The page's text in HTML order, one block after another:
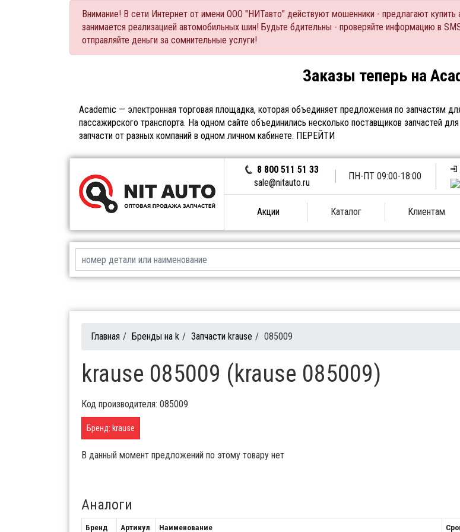
Внимание! В сети Интернет от имени ООО "НИТавто" действуют мошенники - предлагают
занимается реализацией автомобильных шин! Будьте бдительны - проверяйте информацию в
отправляйте деньги за сомнительные услуги!
Заказы теперь на
Academic — электронная торговая площадка, которая объединяет предложения по запчастям
пассажирского транспорта. На одном сайте объединились несколько поставщиков запчастей
запчасти от разных компаний в одном личном кабинете. ПЕРЕЙТИ
8 800 511 51 33
sale@nitauto.ru
ПН-ПТ 09:00-18:00
Акции Каталог Клиентам
Главная / Бренды на k / Запчасти krause / 085009
krause 085009 (krause 085009)
Код производителя: 085009
Бренд: krause
В данный момент предложений по этому товару нет
Аналоги
Бренд Артикул Наименование